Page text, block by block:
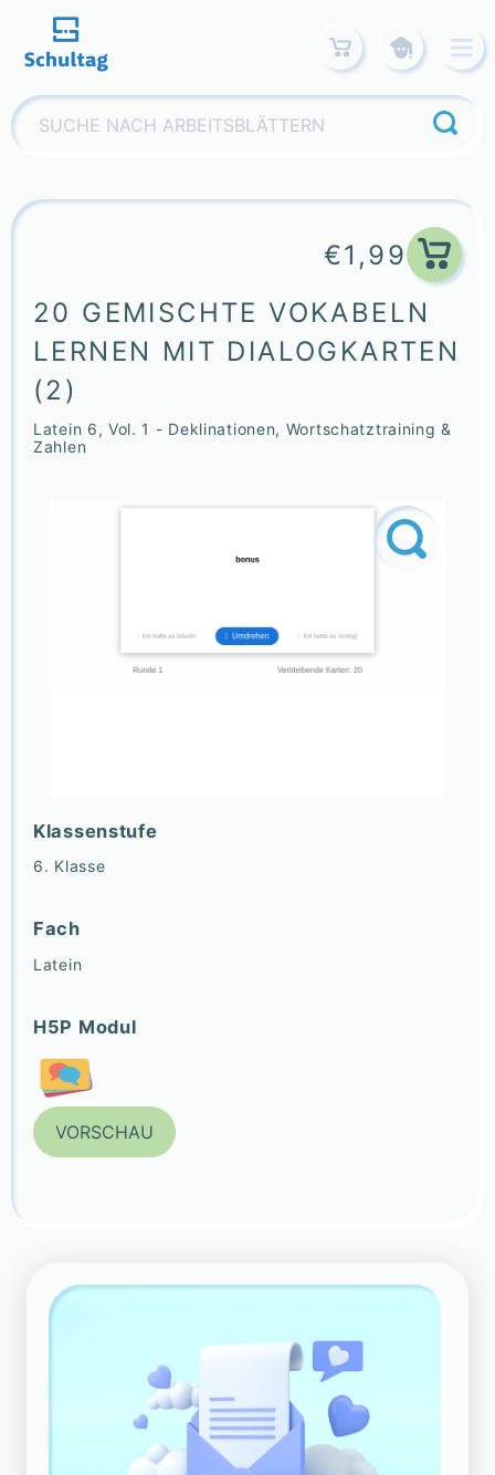
content
Suchen
nach:
€1,99
20 GEMISCHTE VOKABELN
LERNEN MIT DIALOGKARTEN
(2)
Latein 6, Vol. 1 - Deklinationen, Wortschatztraining &
Zahlen
Klassenstufe
6. Klasse
Fach
Latein
H5P Modul
VORSCHAU